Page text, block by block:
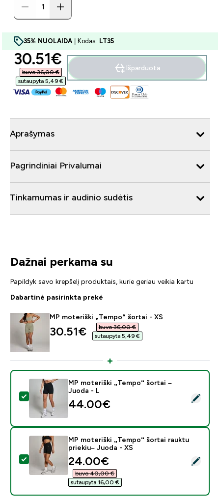
35% NUOLAIDA | Kodas: LT35
discounted price
30.51€‎
buvo 36,00 €‎
sutaupyta 5,49 €‎
Išparduota
Aprašymas
Pagrindiniai Privalumai
Tinkamumas ir audinio sudėtis
Dažnai perkama su
Papildyk savo krepšelį produktais, kurie geriau veikia kartu
Dabartinė pasirinkta prekė
MP moteriški „Tempo“ šortai - XS
discounted price
30.51€‎
buvo 36,00 €‎
sutaupyta 5,49 €‎
Pasirinkti šį produktą - MP moteriški „Tempo“ šortai –
MP moteriški „Tempo“ šortai –
Juoda - L
44.00€‎
Pasirinkti šį produktą - MP moteriški „Tempo“ šortai
MP moteriški „Tempo“ šortai rauktu
priekiu– Juoda - XS
discounted price
24.00€‎
buvo 40,00 €‎
sutaupyta 16,00 €‎